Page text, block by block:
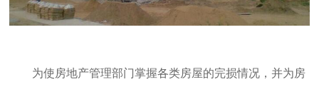
为使房地产管理部门掌握各类房屋的完损情况，并为房